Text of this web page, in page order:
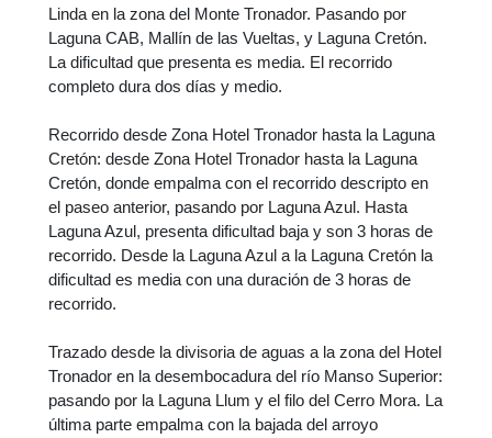
Linda en la zona del Monte Tronador. Pasando por
Laguna CAB, Mallín de las Vueltas, y Laguna Cretón.
La dificultad que presenta es media. El recorrido
completo dura dos días y medio.
Recorrido desde Zona Hotel Tronador hasta la Laguna
Cretón: desde Zona Hotel Tronador hasta la Laguna
Cretón, donde empalma con el recorrido descripto en
el paseo anterior, pasando por Laguna Azul. Hasta
Laguna Azul, presenta dificultad baja y son 3 horas de
recorrido. Desde la Laguna Azul a la Laguna Cretón la
dificultad es media con una duración de 3 horas de
recorrido.
Trazado desde la divisoria de aguas a la zona del Hotel
Tronador en la desembocadura del río Manso Superior:
pasando por la Laguna Llum y el filo del Cerro Mora. La
última parte empalma con la bajada del arroyo